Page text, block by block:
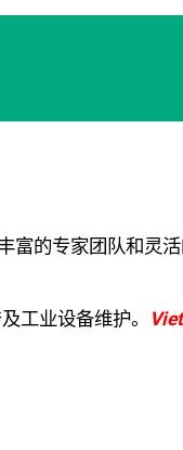
的专家团队和灵
工业设备维护。 Viet